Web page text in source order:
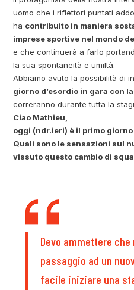
uomo che i riflettori puntati
ha contribuito in maniera
imprese sportive nel mondo
e che continuerà a farlo
la sua spontaneità e umiltà.
Abbiamo avuto la possibilità di
giorno d’esordio in gara con
correranno durante tutta la
Ciao Mathieu,
oggi (ndr.ieri) è il primo
Quali sono le sensazioni sul
vissuto questo cambio di
Devo ammettere
passaggio ad un
facile iniziare una